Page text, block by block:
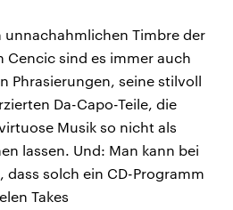
Timbre der
Cencic sind es immer auch
Phrasierungen, seine stilvoll
Da-Capo-Teile, die
Musik so nicht als
lassen. Und: Man kann bei
dass solch ein CD-Programm
Takes